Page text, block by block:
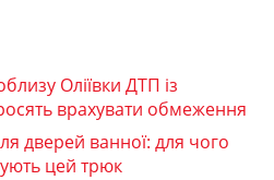
Оліївки ДТП із
врахувати обмеження
дверей ванної: для чого
цей трюк